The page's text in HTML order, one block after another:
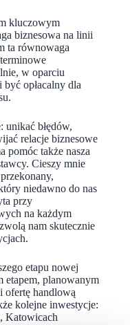
kluczowym
biznesowa na linii
ta równowaga
w oparciu
opłacalny dla
unikać błędów,
relacje biznesowe
pomóc także nasza
Cieszy mnie
niedawno do nas
przy
na każdym
nam skutecznie
etapu nowej
planowanym
ofertę handlową
kolejne inwestycje:
Katowicach